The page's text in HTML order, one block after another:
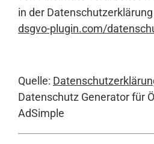
in der
dsgvo-plugin.com/
Quelle:
Datenschutz Generator für
AdSimple